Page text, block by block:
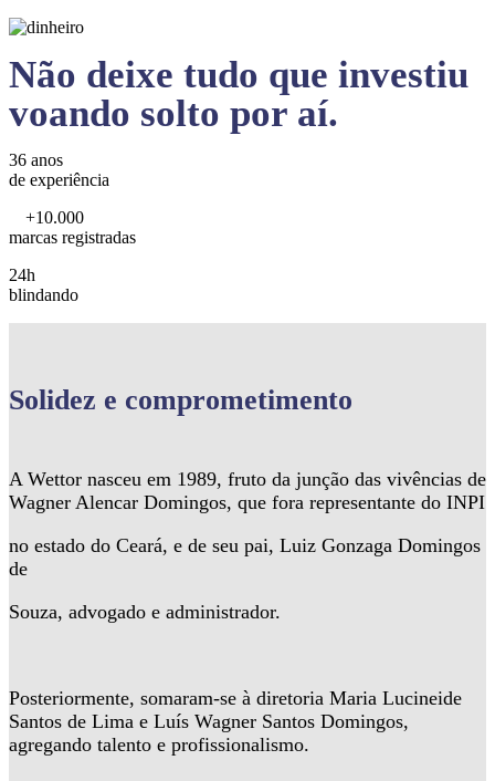
Não deixe tudo que investiu
voando solto por aí.
36 anos
de experiência
+10.000
marcas registradas
24h
blindando
Solidez e comprometimento
A Wettor nasceu em 1989, fruto da junção das vivências de
Wagner Alencar Domingos, que fora representante do INPI
no estado do Ceará, e de seu pai, Luiz Gonzaga Domingos
de
Souza, advogado e administrador.
Posteriormente, somaram-se à diretoria Maria Lucineide
Santos de Lima e Luís Wagner Santos Domingos,
agregando talento e profissionalismo.